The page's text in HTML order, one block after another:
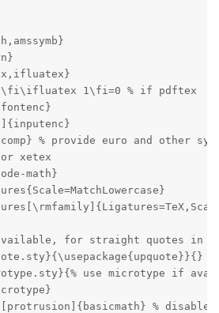
1\fi=0 % if pdftex
% provide euro and other
xetex
math}
for straight quotes in
use microtype if
% disable